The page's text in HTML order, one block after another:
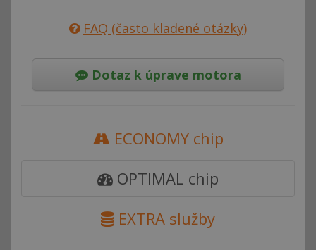
FAQ (často kladené otázky)
Dotaz k úprave motora
ECONOMY chip
OPTIMAL chip
EXTRA služby